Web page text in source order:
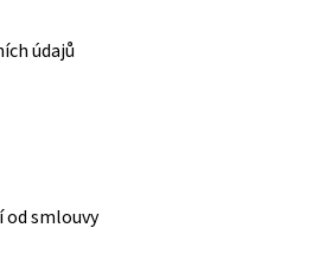
údajů
smlouvy